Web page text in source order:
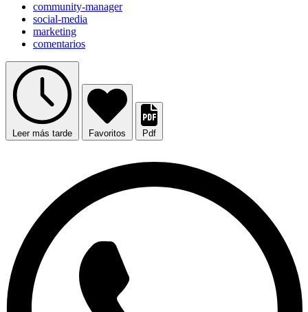
community-manager
social-media
marketing
comentarios
Leer más tarde Favoritos Pdf